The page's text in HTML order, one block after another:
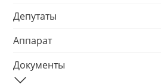
Депутаты
Аппарат
Документы